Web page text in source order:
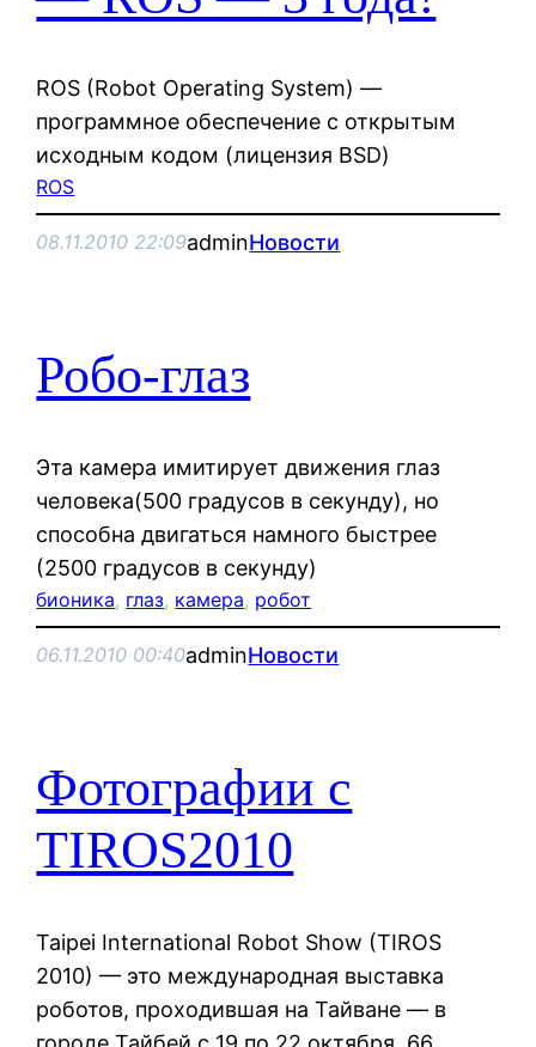
ROS (Robot Operating System) —
программное обеспечение с открытым
исходным кодом (лицензия BSD)
ROS
08.11.2010 22:09adminНовости
Робо-глаз
Эта камера имитирует движения глаз
человека(500 градусов в секунду), но
способна двигаться намного быстрее
(2500 градусов в секунду)
бионика, глаз, камера, робот
06.11.2010 00:40adminНовости
Фотографии с
TIROS2010
Taipei International Robot Show (TIROS
2010) — это международная выставка
роботов, проходившая на Тайване — в